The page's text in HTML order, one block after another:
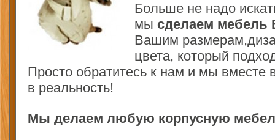
Больше не надо
мы сделаем
Вашим
цвета, который
Просто обратитесь к нам и мы вместе
в реальность!
Мы делаем любую корпусную